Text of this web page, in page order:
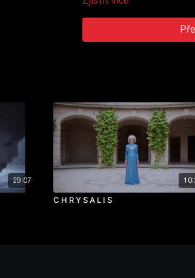
hrají: Jakub Müller, Barbora
Kateřina Coufalová, Lucie
ročník: 1.
29:07
C H R Y S A L I S